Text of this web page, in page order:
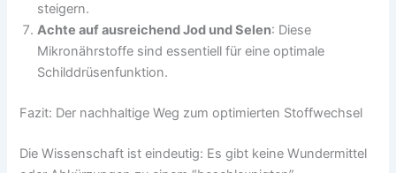
steigern.
Achte auf ausreichend Jod und Selen: Diese
Mikronährstoffe sind essentiell für eine optimale
Schilddrüsenfunktion.
Fazit: Der nachhaltige Weg zum optimierten Stoffwechsel
Die Wissenschaft ist eindeutig: Es gibt keine Wundermittel